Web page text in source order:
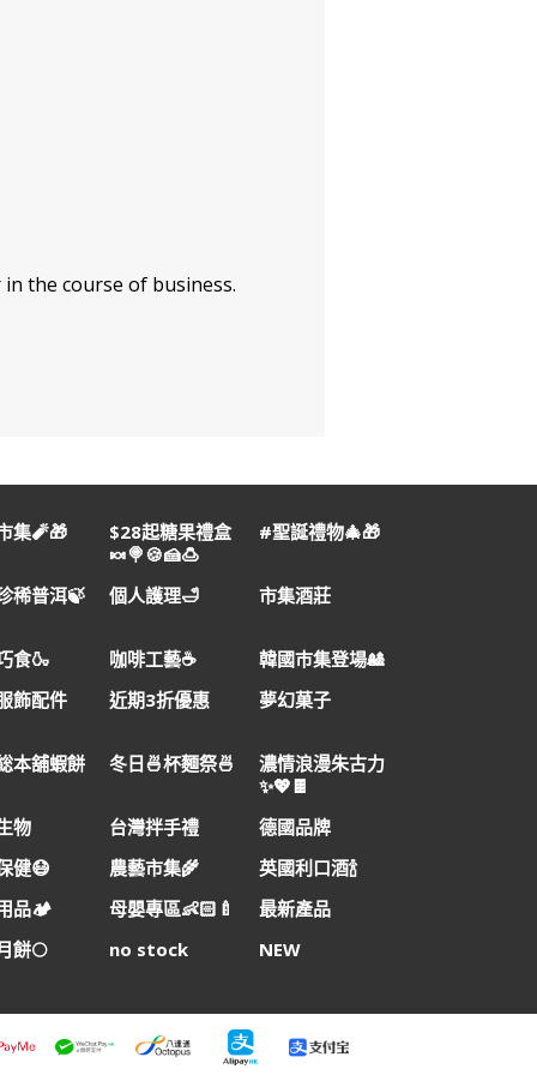
the course of business.
集🧨🎁
$28起糖果禮盒
🍬🍭🍪🍰🍮
#聖誕禮物🎄🎁
稀普洱🍃 個人護理🛁 市集酒莊
食🍶 咖啡工藝☕
韓國巿集登場🎎
飾配件 近期3折優惠 夢幻菓子
本舖蝦餅 冬日🍜杯麵祭🍜
濃情浪漫朱古力
✨💖🍫
物 台灣拌手禮
德國品牌
健😷 農藝市集🌾
英國利口酒🍾
品🏕️ 母嬰專區👶🏻🍼
最新產品
餅🌕
no stock NEW